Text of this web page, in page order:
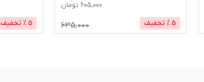
605,000 تومان
5% تخفیف 635,000
5% تخفیف